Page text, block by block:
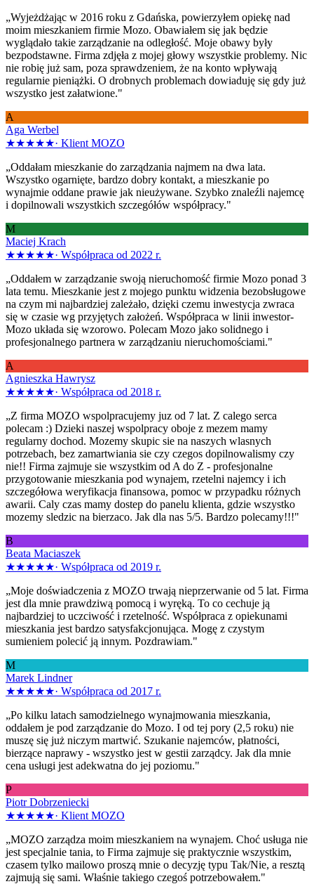
„Wyjeżdżając w 2016 roku z Gdańska, powierzyłem opiekę nad
moim mieszkaniem firmie Mozo. Obawiałem się jak będzie
wyglądało takie zarządzanie na odległość. Moje obawy były
bezpodstawne. Firma zdjęła z mojej głowy wszystkie problemy. Nic
nie robię już sam, poza sprawdzeniem, że na konto wpływają
regularnie pieniążki. O drobnych problemach dowiaduję się gdy już
wszystko jest załatwione."
A
Aga Werbel
★★★★★· Klient MOZO
„Oddałam mieszkanie do zarządzania najmem na dwa lata.
Wszystko ogarnięte, bardzo dobry kontakt, a mieszkanie po
wynajmie oddane prawie jak nieużywane. Szybko znaleźli najemcę
i dopilnowali wszystkich szczegółów współpracy."
M
Maciej Krach
★★★★★· Współpraca od 2022 r.
„Oddałem w zarządzanie swoją nieruchomość firmie Mozo ponad 3
lata temu. Mieszkanie jest z mojego punktu widzenia bezobsługowe
na czym mi najbardziej zależało, dzięki czemu inwestycja zwraca
się w czasie wg przyjętych założeń. Współpraca w linii inwestor-
Mozo układa się wzorowo. Polecam Mozo jako solidnego i
profesjonalnego partnera w zarządzaniu nieruchomościami."
A
Agnieszka Hawrysz
★★★★★· Współpraca od 2018 r.
„Z firma MOZO wspolpracujemy juz od 7 lat. Z calego serca
polecam :) Dzieki naszej wspolpracy oboje z mezem mamy
regularny dochod. Mozemy skupic sie na naszych wlasnych
potrzebach, bez zamartwiania sie czy czegos dopilnowalismy czy
nie!! Firma zajmuje sie wszystkim od A do Z - profesjonalne
przygotowanie mieszkania pod wynajem, rzetelni najemcy i ich
szczegółowa weryfikacja finansowa, pomoc w przypadku różnych
awarii. Caly czas mamy dostep do panelu klienta, gdzie wszystko
mozemy sledzic na bierzaco. Jak dla nas 5/5. Bardzo polecamy!!!"
B
Beata Maciaszek
★★★★★· Współpraca od 2019 r.
„Moje doświadczenia z MOZO trwają nieprzerwanie od 5 lat. Firma
jest dla mnie prawdziwą pomocą i wyręką. To co cechuje ją
najbardziej to uczciwość i rzetelność. Współpraca z opiekunami
mieszkania jest bardzo satysfakcjonująca. Mogę z czystym
sumieniem polecić ją innym. Pozdrawiam."
M
Marek Lindner
★★★★★· Współpraca od 2017 r.
„Po kilku latach samodzielnego wynajmowania mieszkania,
oddałem je pod zarządzanie do Mozo. I od tej pory (2,5 roku) nie
muszę się już niczym martwić. Szukanie najemców, płatności,
bierzące naprawy - wszystko jest w gestii zarządcy. Jak dla mnie
cena usługi jest adekwatna do jej poziomu."
P
Piotr Dobrzeniecki
★★★★★· Klient MOZO
„MOZO zarządza moim mieszkaniem na wynajem. Choć usługa nie
jest specjalnie tania, to Firma zajmuje się praktycznie wszystkim,
czasem tylko mailowo proszą mnie o decyzję typu Tak/Nie, a resztą
zajmują się sami. Właśnie takiego czegoś potrzebowałem."